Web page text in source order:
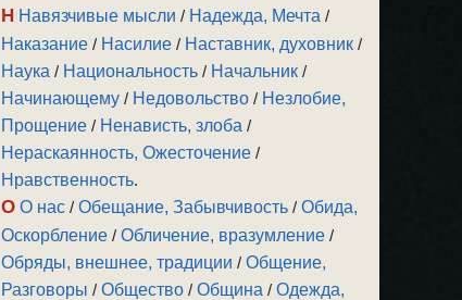
Н Навязчивые мысли / Надежда, Мечта /
Наказание / Насилие / Наставник, духовник /
Наука / Национальность / Начальник /
Начинающему / Недовольство / Незлобие,
Прощение / Ненависть, злоба /
Нераскаянность, Ожесточение /
Нравственность.
О О нас /Обещание, Забывчивость /Обида,
Оскорбление /Обличение, вразумление /
Обряды, внешнее, традиции /Общение,
Разговоры /Общество /Община /Одежда,